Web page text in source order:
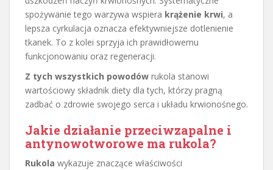
spożywanie tego warzywa wspiera krążenie krwi, a
lepsza cyrkulacja oznacza efektywniejsze dotlenienie
tkanek. To z kolei sprzyja ich prawidłowemu
funkcjonowaniu oraz regeneracji.
Z tych wszystkich powodów rukola stanowi
wartościowy składnik diety dla tych, którzy pragną
zadbać o zdrowie swojego serca i układu krwionośnego.
Jakie działanie przeciwzapalne i
antynowotworowe ma rukola?
Rukola wykazuje znaczące właściwości